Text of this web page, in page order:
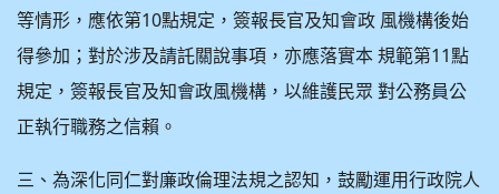
等情形，應依第10點規定，簽報長官及知會政 風機構後始
得參加；對於涉及請託關說事項，亦應落實本 規範第11點
規定，簽報長官及知會政風機構，以維護民眾 對公務員公
正執行職務之信賴。
三、為深化同仁對廉政倫理法規之認知，鼓勵運用行政院人